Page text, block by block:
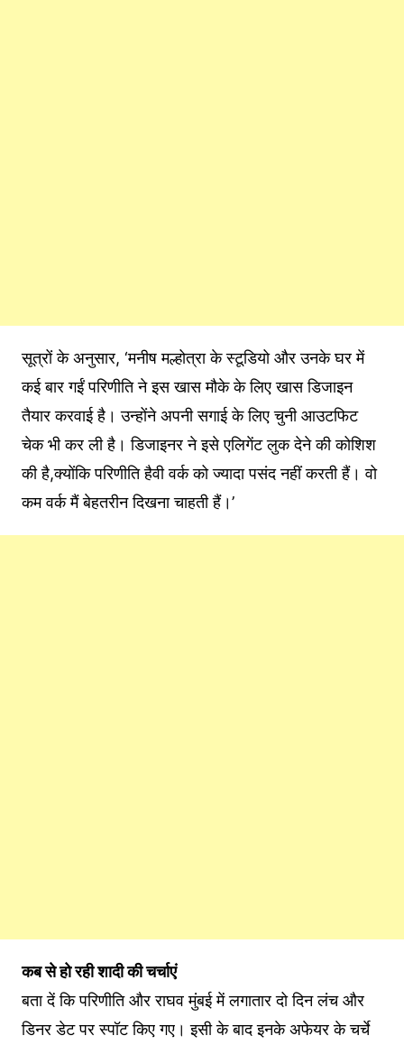
सूत्रों के अनुसार, ‘मनीष मल्होत्रा के स्टूडियो और उनके घर में
कई बार गईं परिणीति ने इस खास मौके के लिए खास डिजाइन
तैयार करवाई है। उन्होंने अपनी सगाई के लिए चुनी आउटफिट
चेक भी कर ली है। डिजाइनर ने इसे एलिगेंट लुक देने की कोशिश
की है,क्योंकि परिणीति हैवी वर्क को ज्यादा पसंद नहीं करती हैं। वो
कम वर्क मैं बेहतरीन दिखना चाहती हैं।’
कब से हो रही शादी की चर्चाएं
बता दें कि परिणीति और राघव मुंबई में लगातार दो दिन लंच और
डिनर डेट पर स्पॉट किए गए। इसी के बाद इनके अफेयर के चर्चे